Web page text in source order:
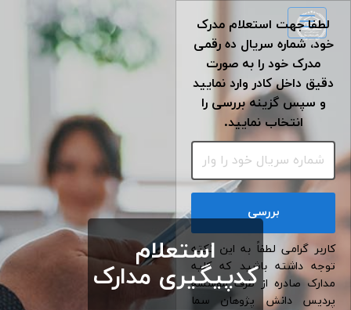
استعلام
کد‌پیگیری مدارک
لطفا جهت استعلام مدرک
خود، شماره سریال ده رقمی
مدرک خود را به صورت
دقیق داخل کادر وارد نمایید
و سپس گزینه بررسی را
انتخاب نمایید.
بررسی
کاربر گرامی لطفاً به این نکته
توجه داشته باشید که کلیه
مدارک صادره از طرف موسسه
پردیس دانش پژوهان سما